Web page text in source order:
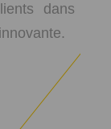
dans